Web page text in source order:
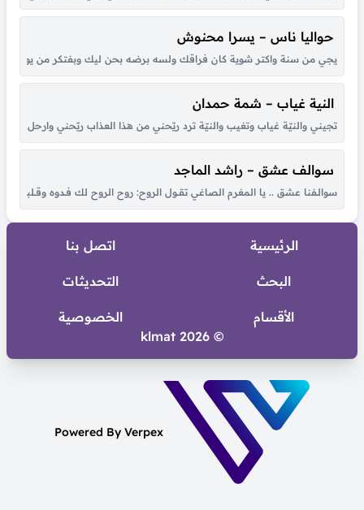
حواليا ناس – يسرا محنوش
يجي من سنة واكتر شوية كان فراقك ولسه برضه بحن ليك وبفتكر من يوم
النية غياب – شمة حمدان
تجيني والنيّة غياب وتغيب والنيّة ترد ريّحني من هذا العذاب ريّحني وارحل
سوالف عشق – راشد الماجد
سوالـفنا عشق .. يا المغرم الصاغي تقــول الروح: روح الروح لك فـدوه وقــلبي لـو
الرئيسية اتصل بنا
البحث التحديثات
الأقسام
الخصوصية
© 2026 klmat
Powered By Verpex